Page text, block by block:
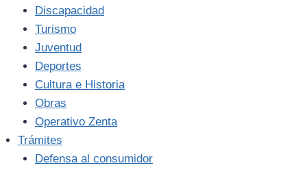
Discapacidad
Turismo
Juventud
Deportes
Cultura e Historia
Obras
Operativo Zenta
Trámites
Defensa al consumidor